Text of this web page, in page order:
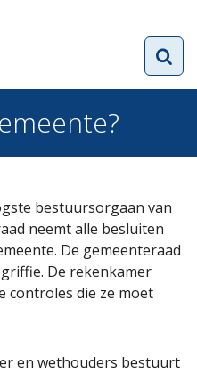
bestuursorgaan van
neemt alle besluiten
De gemeenteraad
De rekenkamer
controles die ze moet
en wethouders bestuurt